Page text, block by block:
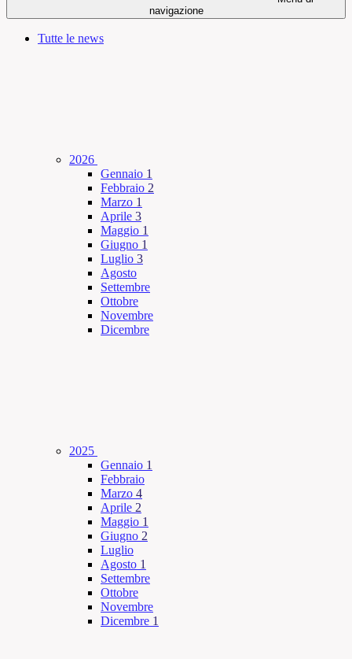
navigazione
Tutte le news
2026
Gennaio 1
Febbraio 2
Marzo 1
Aprile 3
Maggio 1
Giugno 1
Luglio 3
Agosto
Settembre
Ottobre
Novembre
Dicembre
2025
Gennaio 1
Febbraio
Marzo 4
Aprile 2
Maggio 1
Giugno 2
Luglio
Agosto 1
Settembre
Ottobre
Novembre
Dicembre 1